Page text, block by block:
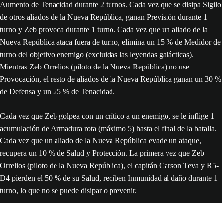
Aumento de Tenacidad durante 2 turnos. Cada vez que se disipa Sigilo
de otros aliados de la Nueva República, ganan Previsión durante 1
turno y Zeb provoca durante 1 turno. Cada vez que un aliado de la
Nueva República ataca fuera de turno, elimina un 15 % de Medidor de
turno del objetivo enemigo (excluidas las leyendas galácticas).
Mientras Zeb Orrelios (piloto de la Nueva República) no use
Provocación, el resto de aliados de la Nueva República ganan un 30 %
de Defensa y un 25 % de Tenacidad.
Cada vez que Zeb golpea con un crítico a un enemigo, se le inflige 1
acumulación de Armadura rota (máximo 5) hasta el final de la batalla.
Cada vez que un aliado de la Nueva República evade un ataque,
recupera un 10 % de Salud y Protección. La primera vez que Zeb
Orrelios (piloto de la Nueva República), el capitán Carson Teva y R5-
D4 pierden el 50 % de su Salud, reciben Inmunidad al daño durante 1
turno, lo que no se puede disipar o prevenir.